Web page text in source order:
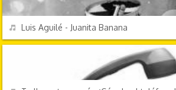
REPRODUCIR
Luis Aguilé - Juanita Banana